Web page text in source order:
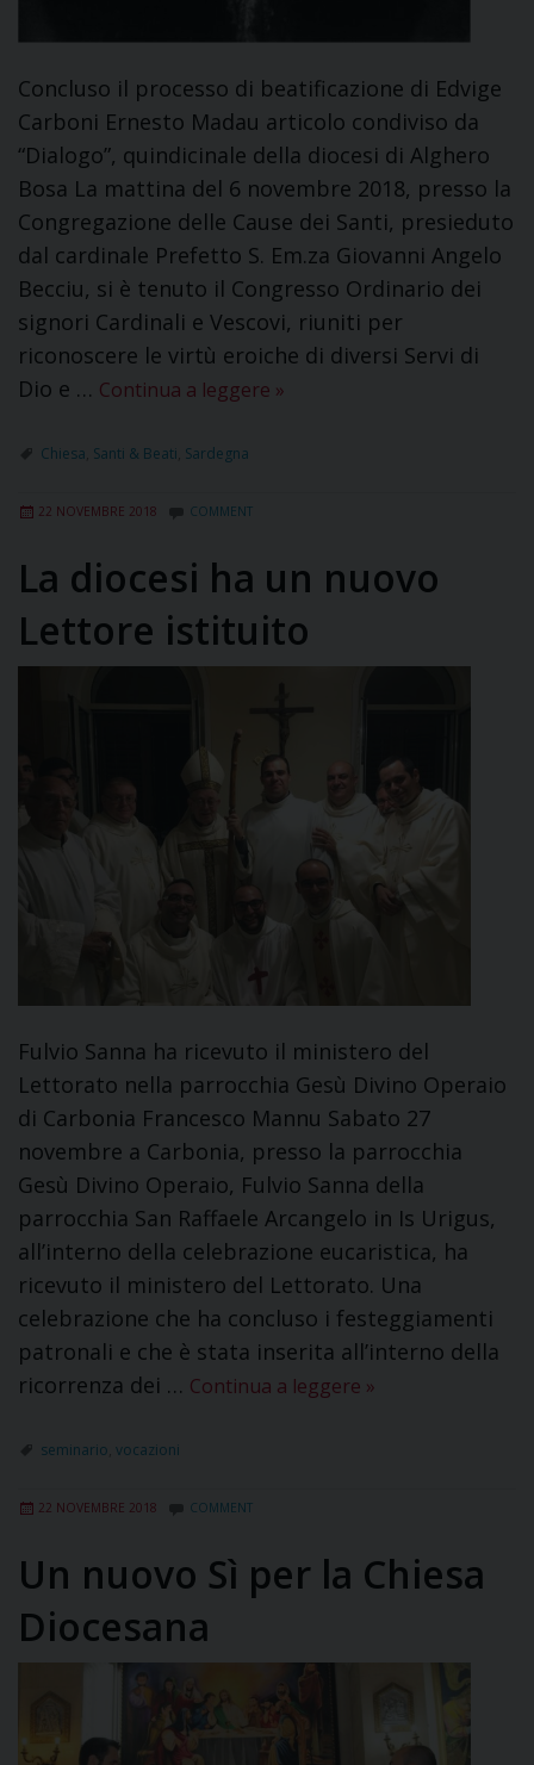
Concluso il processo di beatificazione di Edvige
Carboni Ernesto Madau articolo condiviso da
“Dialogo”, quindicinale della diocesi di Alghero
Bosa La mattina del 6 novembre 2018, presso la
Congregazione delle Cause dei Santi, presieduto
dal cardinale Prefetto S. Em.za Giovanni Angelo
Becciu, si è tenuto il Congresso Ordinario dei
signori Cardinali e Vescovi, riuniti per
riconoscere le virtù eroiche di diversi Servi di
Dio e … Continua a leggere »
Chiesa Santi & Beati Sardegna
22 NOVEMBRE 2018 COMMENT
La diocesi ha un nuovo
Lettore istituito
Fulvio Sanna ha ricevuto il ministero del
Lettorato nella parrocchia Gesù Divino Operaio
di Carbonia Francesco Mannu Sabato 27
novembre a Carbonia, presso la parrocchia
Gesù Divino Operaio, Fulvio Sanna della
parrocchia San Raffaele Arcangelo in Is Urigus,
all’interno della celebrazione eucaristica, ha
ricevuto il ministero del Lettorato. Una
celebrazione che ha concluso i festeggiamenti
patronali e che è stata inserita all’interno della
ricorrenza dei … Continua a leggere »
seminario vocazioni
22 NOVEMBRE 2018 COMMENT
Un nuovo Sì per la Chiesa
Diocesana